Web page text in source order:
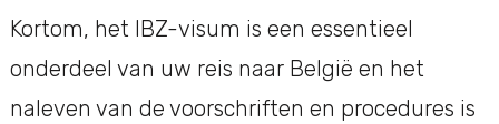
Kortom, het IBZ-visum is een essentieel
onderdeel van uw reis naar België en het
naleven van de voorschriften en procedures is